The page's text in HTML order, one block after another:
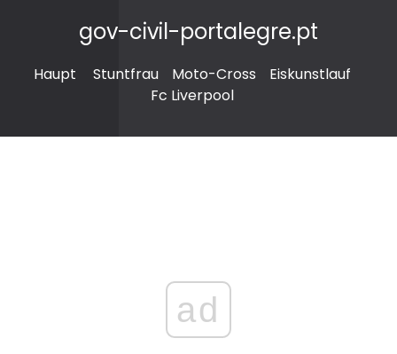
gov-civil-portalegre.pt
Haupt Stuntfrau Moto-Cross
Eiskunstlauf
Fc Liverpool
ad